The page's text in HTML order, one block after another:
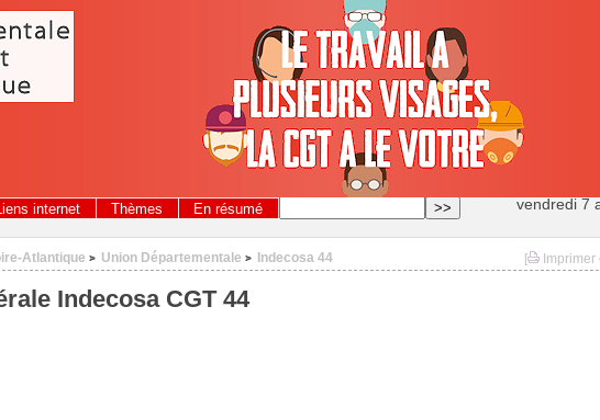
internet Thèmes En résumé vendredi 7
[ Imprimer
Atlantique > Union Départementale > Indecosa 44
Indecosa CGT 44